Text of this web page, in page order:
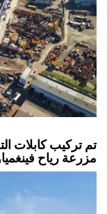
تم تركيب كابلات
مزرعة رياح فينغمياو 1